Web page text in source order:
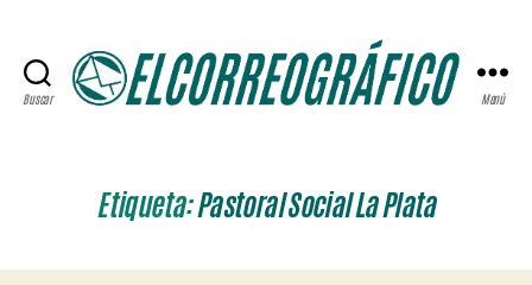
Buscar Menú
Etiqueta:Pastoral Social La Plata